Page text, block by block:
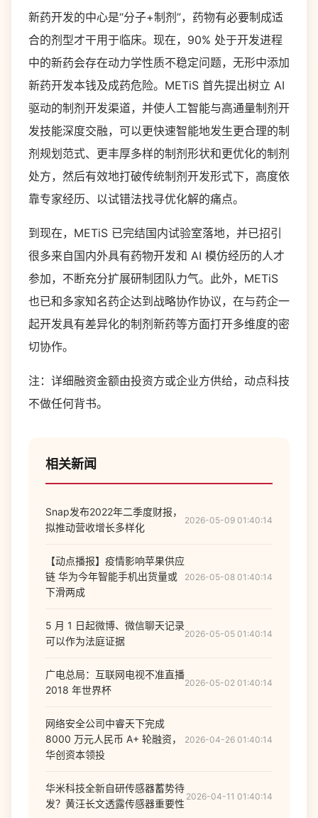
新药开发的中心是“分子+制剂”，药物有必要制成适
合的剂型才干用于临床。现在，90% 处于开发进程
中的新药会存在动力学性质不稳定问题，无形中添加
新药开发本钱及成药危险。METiS 首先提出树立 AI
驱动的制剂开发渠道，并使人工智能与高通量制剂开
发技能深度交融，可以更快速智能地发生更合理的制
剂规划范式、更丰厚多样的制剂形状和更优化的制剂
处方，然后有效地打破传统制剂开发形式下，高度依
靠专家经历、以试错法找寻优化解的痛点。
到现在，METiS 已完结国内试验室落地，并已招引
很多来自国内外具有药物开发和 AI 模仿经历的人才
参加，不断充分扩展研制团队力气。此外，METiS
也已和多家知名药企达到战略协作协议，在与药企一
起开发具有差异化的制剂新药等方面打开多维度的密
切协作。
注：详细融资金额由投资方或企业方供给，动点科技
不做任何背书。
相关新闻
Snap发布2022年二季度财报，
拟推动营收增长多样化
2026-05-09 01:40:14
【动点播报】疫情影响苹果供应
链 华为今年智能手机出货量或
下滑两成
2026-05-08 01:40:14
5 月 1 日起微博、微信聊天记录
可以作为法庭证据
2026-05-05 01:40:14
广电总局：互联网电视不准直播
2018 年世界杯
2026-05-02 01:40:14
网络安全公司中睿天下完成
8000 万元人民币 A+ 轮融资，
华创资本领投
2026-04-26 01:40:14
华米科技全新自研传感器蓄势待
发？黄汪长文透露传感器重要性
2026-04-11 01:40:14